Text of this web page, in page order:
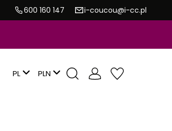
600 160 147 i-coucou@i-cc.pl
PL